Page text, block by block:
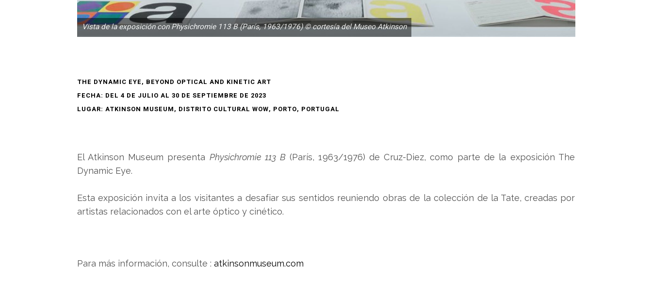
Vista de la exposición con Physichromie 113 B (París, 1963/1976) © cortesía del Museo Atkinson
THE DYNAMIC EYE, BEYOND OPTICAL AND KINETIC ART
FECHA: DEL 4 DE JULIO AL 30 DE SEPTIEMBRE DE 2023
LUGAR: ATKINSON MUSEUM, DISTRITO CULTURAL WOW, PORTO, PORTUGAL
El Atkinson Museum presenta Physichromie 113 B (París, 1963/1976) de Cruz-Diez, como parte de la exposición The
Dynamic Eye.
Esta exposición invita a los visitantes a desafiar sus sentidos reuniendo obras de la colección de la Tate, creadas por
artistas relacionados con el arte óptico y cinético.
Para más información, consulte : atkinsonmuseum.com